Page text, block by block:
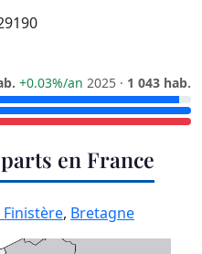
+0.03%/an 2025 · 1 043 hab.
en France
Finistère, Bretagne